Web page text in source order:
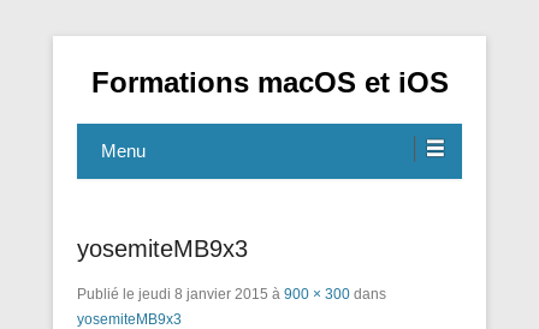
Formations macOS et iOS
Menu
yosemiteMB9x3
Publié le jeudi 8 janvier 2015 à 900 × 300 dans
yosemiteMB9x3